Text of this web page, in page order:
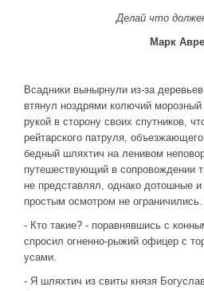
Warhammer 40.000: Dawn of War
Серия игр «История войн»
Серия игр «King Arthur»
КРЕАТИВ
Творчество СиЧевиков
Блоги о рыбалке
Черный Гетман (роман)
ИСТОРИЯ
Делай что
Марк
Всадники вынырнули из-за
втянул ноздрями колючий
рукой в сторону своих спутников,
рейтарского патруля,
бедный шляхтич на ленивом
путешествующий в сопровождении
не представлял, однако дотошные
простым осмотром не ограничились.
- Кто такие? - поравнявшись с
спросил огненно-рыжий офицер с
усами.
- Я шляхтич из свиты князя